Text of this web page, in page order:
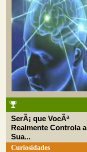
SerÃ¡ que VocÃª
Realmente Controla a
Sua...
Curiosidades